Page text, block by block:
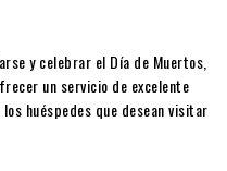
y celebrar el Día de Muertos,
un servicio de excelente
huéspedes que desean visitar